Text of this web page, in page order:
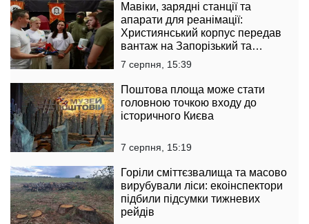
Мавіки, зарядні станції та
апарати для реанімації:
Християнський корпус передав
вантаж на Запорізький та
Покровський напрямки
7 серпня, 15:39
Поштова площа може стати
головною точкою входу до
історичного Києва
7 серпня, 15:19
Горіли сміттєзвалища та масово
вирубували ліси: екоінспектори
підбили підсумки тижневих
рейдів